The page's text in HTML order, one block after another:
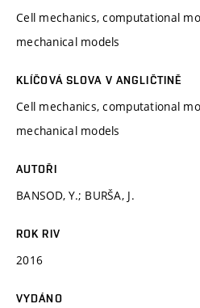
Cell mechanics, computational
mechanical models
KLÍČOVÁ SLOVA V ANGLIČTINĚ
Cell mechanics, computational
mechanical models
AUTOŘI
BANSOD, Y.; BURŠA, J.
ROK RIV
2016
VYDÁNO